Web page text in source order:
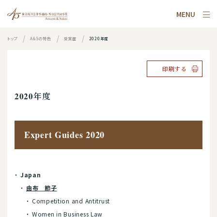
MENU
トップ A&Sの特色 受賞歴 2020年度
印刷する
2020年度
Expert Guides 2020
Japan
由布 節子
Competition and Antitrust
Women in Business Law